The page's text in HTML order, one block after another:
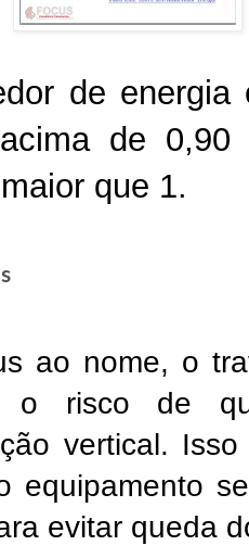
de
de
que 1.
ao nome, o
o risco de
vertical.
equipamento
evitar queda